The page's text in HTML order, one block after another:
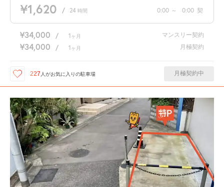
¥1,620 / 24 時間 0:00 ～ 0:00 契
¥34,000 / 1 ヶ月 マンスリー契約
¥34,000 / 1 ヶ月 月極契約
227 人がお気に入りの駐車場 月極契約中